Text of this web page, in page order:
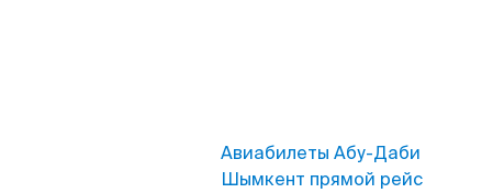
Авиабилеты Абу-Даби
Шымкент прямой рейс